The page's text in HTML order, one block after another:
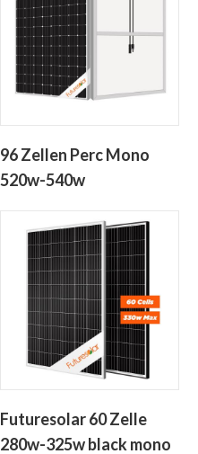
96 Zellen Perc Mono
520w-540w
Hause
Futuresolar 60 Zelle
280w-325w black mono